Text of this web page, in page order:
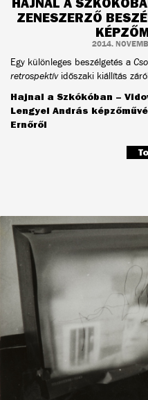
ZENESZERZŐ
2014.
Egy különleges beszélgetés a
retrospektívidőszaki kiállítás
Hajnal a Szkókóban –
Lengyel András
Ernőről